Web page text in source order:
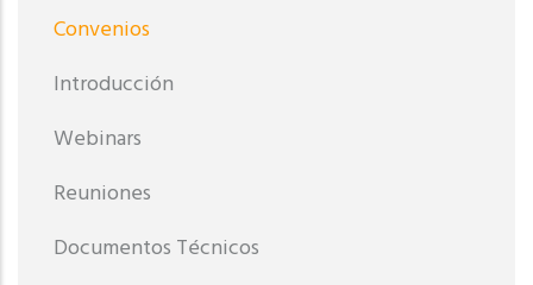
Convenios
Introducción
Webinars
Reuniones
Documentos Técnicos